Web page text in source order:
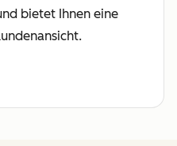
bietet Ihnen eine